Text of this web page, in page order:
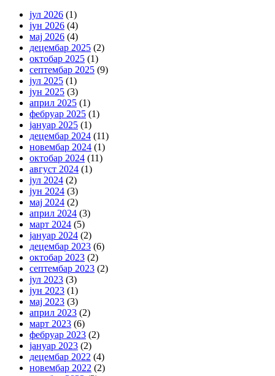
јул 2026 (1)
јун 2026 (4)
мај 2026 (4)
децембар 2025 (2)
октобар 2025 (1)
септембар 2025 (9)
јул 2025 (1)
јун 2025 (3)
април 2025 (1)
фебруар 2025 (1)
јануар 2025 (1)
децембар 2024 (11)
новембар 2024 (1)
октобар 2024 (11)
август 2024 (1)
јул 2024 (2)
јун 2024 (3)
мај 2024 (2)
април 2024 (3)
март 2024 (5)
јануар 2024 (2)
децембар 2023 (6)
октобар 2023 (2)
септембар 2023 (2)
јул 2023 (3)
јун 2023 (1)
мај 2023 (3)
април 2023 (2)
март 2023 (6)
фебруар 2023 (2)
јануар 2023 (2)
децембар 2022 (4)
новембар 2022 (2)